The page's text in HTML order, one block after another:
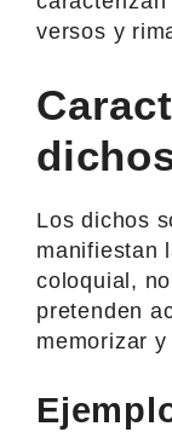
versos y
Los dichos
manifiestan
coloquial,
pretenden
memorizar